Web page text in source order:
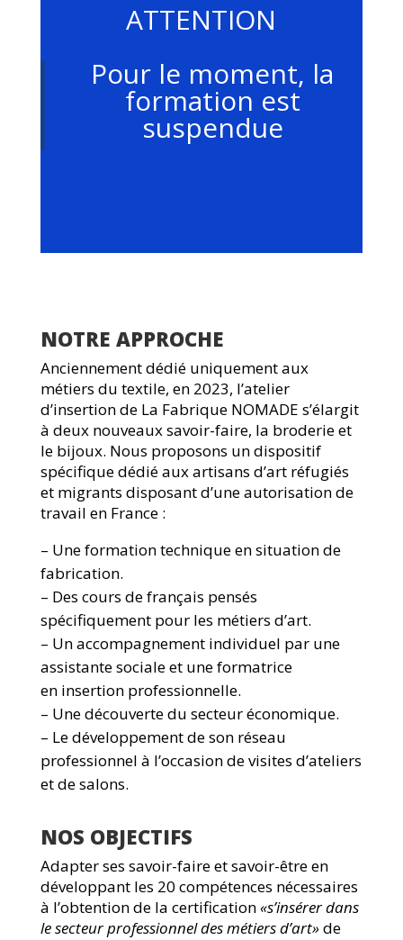
ATTENTION
Pour le moment, la
formation est
suspendue
NOTRE APPROCHE
Anciennement dédié uniquement aux
métiers du textile, en 2023, l’atelier
d’insertion de La Fabrique NOMADE s’élargit
à deux nouveaux savoir-faire, la broderie et
le bijoux. Nous proposons un dispositif
spécifique dédié aux artisans d’art réfugiés
et migrants disposant d’une autorisation de
travail en France :
– Une formation technique en situation de
fabrication.
– Des cours de français pensés
spécifiquement pour les métiers d’art.
– Un accompagnement individuel par une
assistante sociale et une formatrice
en insertion professionnelle.
– Une découverte du secteur économique.
– Le développement de son réseau
professionnel à l’occasion de visites d’ateliers
et de salons.
NOS OBJECTIFS
Adapter ses savoir-faire et savoir-être en
développant les 20 compétences nécessaires
à l’obtention de la certification«s’insérer dans
le secteur professionnel des métiers d’art»de